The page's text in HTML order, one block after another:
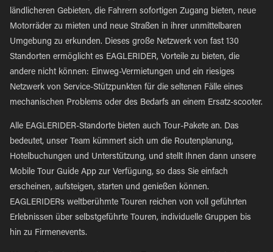
ländlicheren Gebieten, die Fahrern sofortigen Zugang bieten, neue
Motorräder zu mieten und neue Straßen in ihrer unmittelbaren
Umgebung zu erkunden. Dieses große Netzwerk von fast 130
Standorten ermöglicht es EAGLERIDER, Vorteile zu bieten, die
andere nicht können: Einweg-Vermietungen und ein riesiges
Netzwerk von Service-Stützpunkten für die seltenen Fälle eines
mechanischen Problems oder des Bedarfs an einem Ersatz-scooter.
Alle EAGLERIDER-Standorte bieten auch Tour-Pakete an. Das
bedeutet, unser Team kümmert sich um die Routenplanung,
Hotelbuchungen und Unterstützung, und stellt Ihnen dann unsere
Mobile Tour Guide App zur Verfügung, so dass Sie einfach
erscheinen, aufsteigen, starten und genießen können.
EAGLERIDERs weltberühmte Touren reichen von voll geführten
Erlebnissen über selbstgeführte Touren, individuelle Gruppen bis
hin zu Firmenevents.